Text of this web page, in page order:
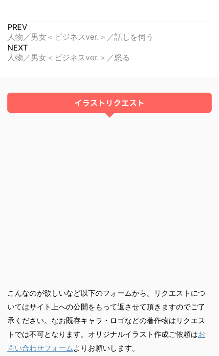
PREV
人物／男女＜ビジネスver.＞／話しを伺う
NEXT
人物／男女＜ビジネスver.＞／怒る
イラストリクエスト
こんなのが欲しいなど以下のフォームから。リクエストにつ
いてはサイト上への公開をもって返させて頂きますのでご了
承ください。なお既存キャラ・ロゴなどの著作物はリクエス
トでは不可となります。オリジナルイラスト作成ご依頼はお
問い合わせフォーム よりお願いします。